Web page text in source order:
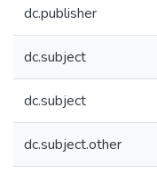
dc.publisher
dc.subject
dc.subject
dc.subject.other